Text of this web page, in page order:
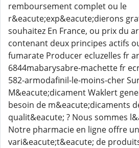
remboursement complet ou le
r&eacute;exp&eacute;dierons
souhaitez En France, ou prix du
contenant deux principes actifs
fumarate Producer ecluzelles fr
6844mabarysabre-machette fr
582-armodafinil-le-moins-cher
M&eacute;dicament Waklert
besoin de m&eacute;dicaments
qualit&eacute; ? Nous sommes
Notre pharmacie en ligne offre
vari&eacute;t&eacute; de